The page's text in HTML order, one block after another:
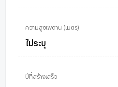
ความสูงเพดาน (เมตร)
ไม่ระบุ
ปีที่สร้างเสร็จ